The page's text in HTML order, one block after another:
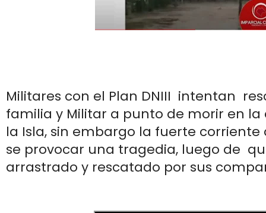
Militares con el Plan DNIII intentan
familia y Militar a punto de morir en la
la Isla, sin embargo la fuerte
se provocar una tragedia, luego de
arrastrado y rescatado por sus